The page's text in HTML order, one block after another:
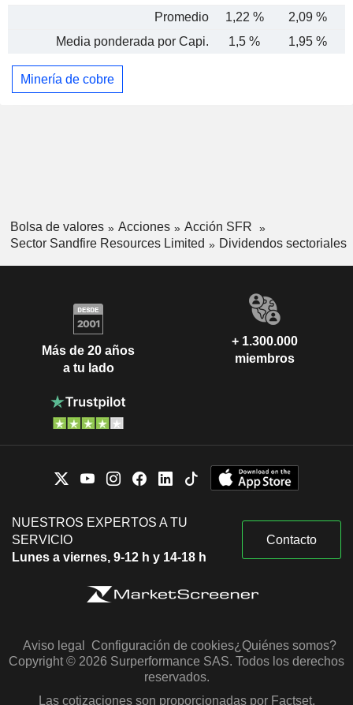
Promedio
1,22 % 2,09 %
Media ponderada por Capi.
1,5 % 1,95 %
Minería de cobre
Bolsa de valores Acciones
Acción SFR
Sector Sandfire Resources Limited
Dividendos sectoriales
Más de 20 años
a tu lado
+ 1.300.000
miembros
NUESTROS EXPERTOS A TU
SERVICIO
Lunes a viernes, 9-12 h y 14-18 h
Contacto
Aviso legal Configuración de cookies¿Quiénes somos?
Copyright © 2026 Surperformance SAS. Todos los derechos
reservados.
Las cotizaciones son proporcionadas por Factset,